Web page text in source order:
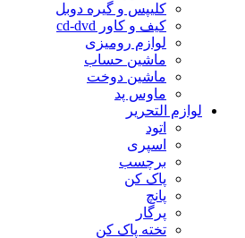
کلیپس و گیره دوبل
کیف و کاور cd-dvd
لوازم رومیزی
ماشین حساب
ماشین دوخت
ماوس پد
لوازم التحریر
اتود
اسپری
برچسب
پاک کن
پانچ
پرگار
تخته پاک کن